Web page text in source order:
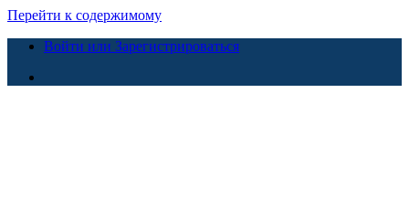
Перейти к содержимому
Войти или Зарегистрироваться